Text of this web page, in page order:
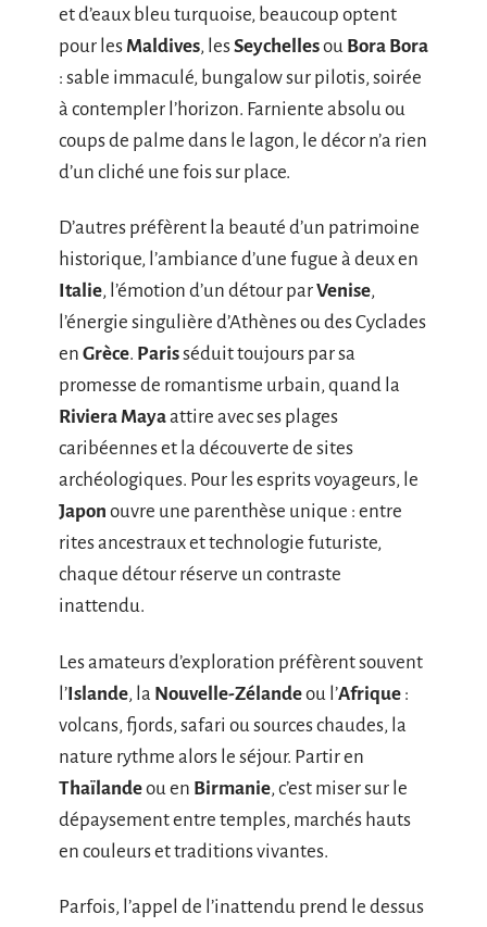
et d’eaux bleu turquoise, beaucoup optent
pour les Maldives, lesSeychellesou Bora Bora
: sable immaculé, bungalow sur pilotis, soirée
à contempler l’horizon. Farniente absolu ou
coups de palme dans le lagon, le décor n’a rien
d’un cliché une fois sur place.
D’autres préfèrent la beauté d’un patrimoine
historique, l’ambiance d’une fugue à deux en
Italie, l’émotion d’un détour parVenise,
l’énergie singulière d’Athènes ou des Cyclades
en Grèce. Parisséduit toujours par sa
promesse de romantisme urbain, quand la
Riviera Mayaattire avec ses plages
caribéennes et la découverte de sites
archéologiques. Pour les esprits voyageurs, le
Japon ouvre une parenthèse unique : entre
rites ancestraux et technologie futuriste,
chaque détour réserve un contraste
inattendu.
Les amateurs d’exploration préfèrent souvent
l’Islande, la Nouvelle-Zélandeou l’Afrique :
volcans, fjords, safari ou sources chaudes, la
nature rythme alors le séjour. Partir en
Thaïlandeou en Birmanie, c’est miser sur le
dépaysement entre temples, marchés hauts
en couleurs et traditions vivantes.
Parfois, l’appel de l’inattendu prend le dessus